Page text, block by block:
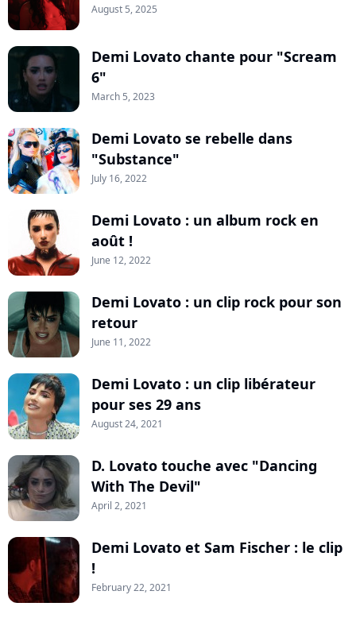
August 5, 2025
Demi Lovato chante pour "Scream
6"
March 5, 2023
Demi Lovato se rebelle dans
"Substance"
July 16, 2022
Demi Lovato : un album rock en
août !
June 12, 2022
Demi Lovato : un clip rock pour son
retour
June 11, 2022
Demi Lovato : un clip libérateur
pour ses 29 ans
August 24, 2021
D. Lovato touche avec "Dancing
With The Devil"
April 2, 2021
Demi Lovato et Sam Fischer : le clip
!
February 22, 2021